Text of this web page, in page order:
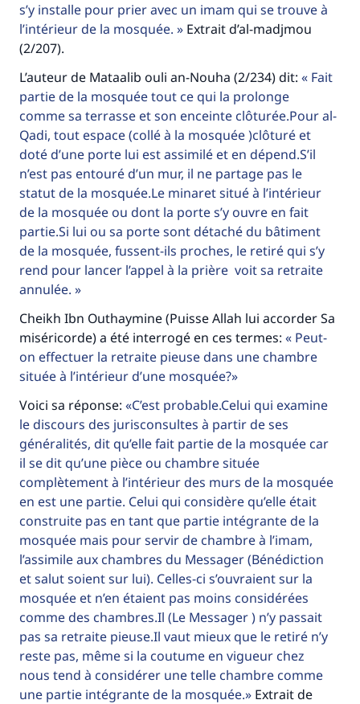
s’y installe pour prier avec un imam qui se trouve à
l’intérieur de la mosquée.
Extrait d’al-madjmou
(2/207).
L’auteur de Mataalib ouli an-Nouha (2/234) dit:
Fait
partie de la mosquée tout ce qui la prolonge
comme sa terrasse et son enceinte clôturée.Pour al-
Qadi, tout espace (collé à la mosquée )clôturé et
doté d’une porte lui est assimilé et en dépend.S’il
n’est pas entouré d’un mur, il ne partage pas le
statut de la mosquée.Le minaret situé à l’intérieur
de la mosquée ou dont la porte s’y ouvre en fait
partie.Si lui ou sa porte sont détaché du bâtiment
de la mosquée, fussent-ils proches, le retiré qui s’y
rend pour lancer l’appel à la prière voit sa retraite
annulée.
Cheikh Ibn Outhaymine (Puisse Allah lui accorder Sa
miséricorde) a été interrogé en ces termes:
Peut-
on effectuer la retraite pieuse dans une chambre
située à l’intérieur d’une mosquée?
Voici sa réponse:
C’est probable.Celui qui examine
le discours des jurisconsultes à partir de ses
généralités, dit qu’elle fait partie de la mosquée car
il se dit qu’une pièce ou chambre située
complètement à l’intérieur des murs de la mosquée
en est une partie. Celui qui considère qu’elle était
construite pas en tant que partie intégrante de la
mosquée mais pour servir de chambre à l’imam,
l’assimile aux chambres du Messager (Bénédiction
et salut soient sur lui). Celles-ci s’ouvraient sur la
mosquée et n’en étaient pas moins considérées
comme des chambres.Il (Le Messager ) n’y passait
pas sa retraite pieuse.Il vaut mieux que le retiré n’y
reste pas, même si la coutume en vigueur chez
nous tend à considérer une telle chambre comme
une partie intégrante de la mosquée.
Extrait de